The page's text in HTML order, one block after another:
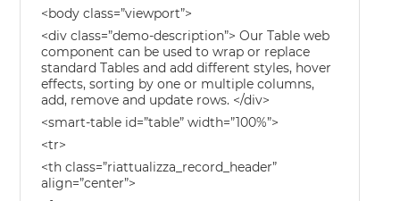
<body class=”viewport”>
<div class=”demo-description”> Our Table web
component can be used to wrap or replace
standard Tables and add different styles, hover
effects, sorting by one or multiple columns,
add, remove and update rows. </div>
<smart-table id=”table” width=”100%”>
<tr>
<th class=”riattualizza_record_header”
align=”center”>